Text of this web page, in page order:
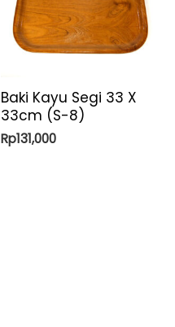
Baki Kayu Segi 33 X
33cm (S-8)
Rp131,000